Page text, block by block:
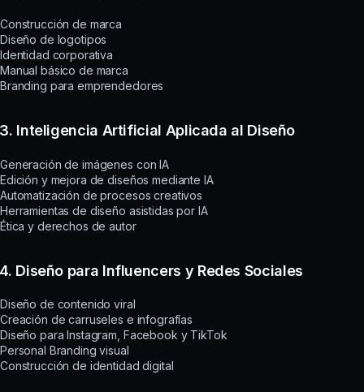
Construcción de marca
Diseño de logotipos
Identidad corporativa
Manual básico de marca
Branding para emprendedores
3. Inteligencia Artificial Aplicada al Diseño
Generación de imágenes con IA
Edición y mejora de diseños mediante IA
Automatización de procesos creativos
Herramientas de diseño asistidas por IA
Ética y derechos de autor
4. Diseño para Influencers y Redes Sociales
Diseño de contenido viral
Creación de carruseles e infografías
Diseño para Instagram, Facebook y TikTok
Personal Branding visual
Construcción de identidad digital